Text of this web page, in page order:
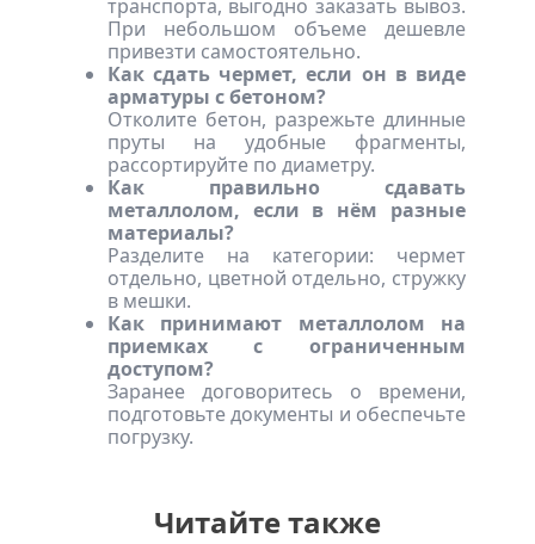
транспорта, выгодно заказать вывоз.
При небольшом объеме дешевле
привезти самостоятельно.
Как сдать чермет, если он в виде
арматуры с бетоном?
Отколите бетон, разрежьте длинные
пруты на удобные фрагменты,
рассортируйте по диаметру.
Как правильно сдавать
металлолом, если в нём разные
материалы?
Разделите на категории: чермет
отдельно, цветной отдельно, стружку
в мешки.
Как принимают металлолом на
приемках с ограниченным
доступом?
Заранее договоритесь о времени,
подготовьте документы и обеспечьте
погрузку.
Читайте также